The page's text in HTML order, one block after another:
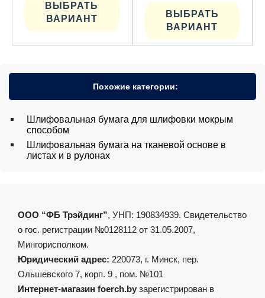
ВЫБРАТЬ
ВАРИАНТ
ВЫБРАТЬ
ВАРИАНТ
Похожие категории:
Шлифовальная бумага для шлифовки мокрым
способом
Шлифовальная бумага на тканевой основе в
листах и в рулонах
ООО “ФБ Трэйдинг”, УНП: 190834939. Свидетельство
о гос. регистрации №0128112 от 31.05.2007,
Мингорисполком.
Юридический адрес: 220073, г. Минск, пер.
Ольшевского 7, корп. 9 , пом. №101
Интернет-магазин foerch.by зарегистрирован в